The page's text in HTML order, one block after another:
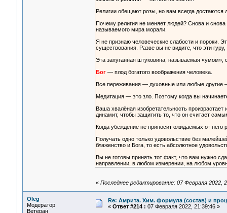
Религии обещают розы, но вам всегда
Почему религия не меняет людей? Снова и
называемого мира морали.
Я не признаю человеческие слабости и пороки.
существования. Разве вы не видите, что эти
Эта запуганная штуковина, называемая
Бог— плод богатого воображения человека.
Все переживания — духовные или любые другие
Медитация — это зло. Поэтому когда вы
Ваша хвалёная изобретательность
динамит, чтобы защитить то, что он считает
Когда убеждение не приносит ожидаемых от него
Получать одно только удовольствие без
блаженство и Бога, то есть абсолютное
Вы не готовы принять тот факт, что вам нужно
направлении, в любом измерении, на любом
« Последнее редактирование: 07 Февраля 2022,
Oleg
Модератор
Ветеран
Re: Амрита. Хим. формула (состав) и
« Ответ #214 : 07 Февраля 2022, 21:39:46 »